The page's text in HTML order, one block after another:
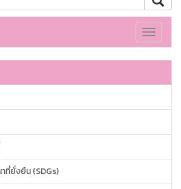
Toggle
ที่ยั่งยืน (SDGs)